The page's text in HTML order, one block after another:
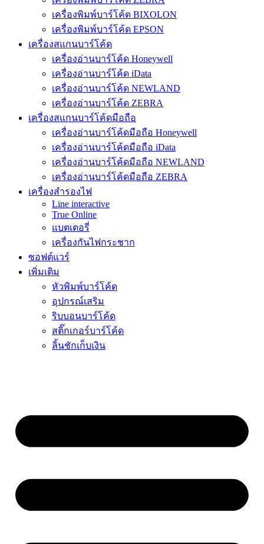
เครื่องพิมพ์บาร์โค้ด BIXOLON
เครื่องพิมพ์บาร์โค้ด EPSON
เครื่องสแกนบาร์โค้ด
เครื่องอ่านบาร์โค้ด Honeywell
เครื่องอ่านบาร์โค้ด iData
เครื่องอ่านบาร์โค้ด NEWLAND
เครื่องอ่านบาร์โค้ด ZEBRA
เครื่องสแกนบาร์โค้ดมือถือ
เครื่องอ่านบาร์โค้ดมือถือ Honeywell
เครื่องอ่านบาร์โค้ดมือถือ iData
เครื่องอ่านบาร์โค้ดมือถือ NEWLAND
เครื่องอ่านบาร์โค้ดมือถือ ZEBRA
เครื่องสำรองไฟ
Line interactive
True Online
แบตเตอรี่
เครื่องกันไฟกระชาก
ซอฟต์แวร์
เพิ่มเติม
หัวพิมพ์บาร์โค้ด
อุปกรณ์เสริม
ริบบอนบาร์โค้ด
สติ๊กเกอร์บาร์โค้ด
ลิ้นชักเก็บเงิน